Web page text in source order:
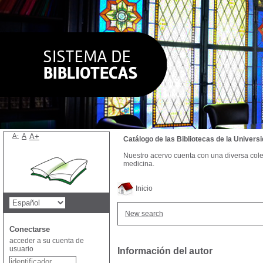
Inicio
New search
Información del autor
Catálogo de las Bibliotecas de la
Nuestro acervo cuenta con una diversa
medicina.
A- A A+
Conectarse
acceder a su cuenta de
usuario